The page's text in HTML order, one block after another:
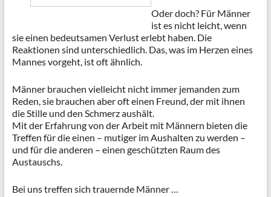
Oder doch? Für Männer
ist es nicht leicht, wenn
sie einen bedeutsamen Verlust erlebt haben. Die
Reaktionen sind unterschiedlich. Das, was im Herzen eines
Mannes vorgeht, ist oft ähnlich.
Männer brauchen vielleicht nicht immer jemanden zum
Reden, sie brauchen aber oft einen Freund, der mit ihnen
die Stille und den Schmerz aushält.
Mit der Erfahrung von der Arbeit mit Männern bieten die
Treffen für die einen – mutiger im Aushalten zu werden –
und für die anderen – einen geschützten Raum des
Austauschs.
Bei uns treffen sich trauernde Männer …